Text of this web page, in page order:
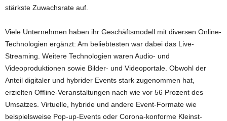
stärkste Zuwachsrate auf.
Viele Unternehmen haben ihr Geschäftsmodell mit diversen Online-
Technologien ergänzt: Am beliebtesten war dabei das Live-
Streaming. Weitere Technologien waren Audio- und
Videoproduktionen sowie Bilder- und Videoportale. Obwohl der
Anteil digitaler und hybrider Events stark zugenommen hat,
erzielten Offline-Veranstaltungen nach wie vor 56 Prozent des
Umsatzes. Virtuelle, hybride und andere Event-Formate wie
beispielsweise Pop-up-Events oder Corona-konforme Kleinst-